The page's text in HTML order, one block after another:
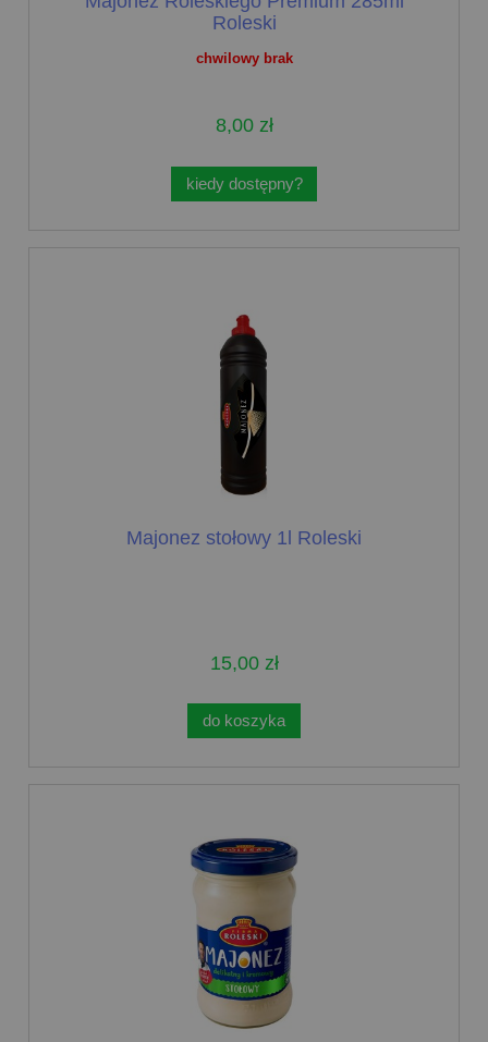
chwilowy brak
Roleski
8,00 zł
kiedy dostępny?
Majonez stołowy 1l Roleski
15,00 zł
do koszyka